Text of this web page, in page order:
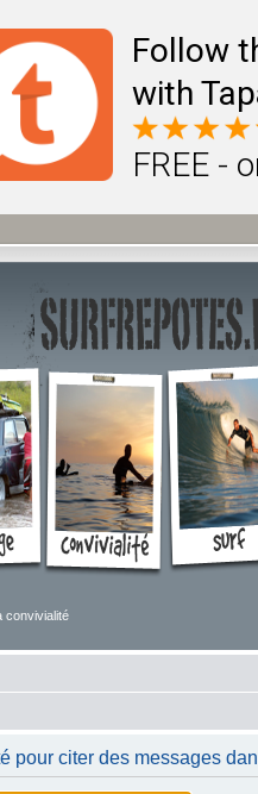
Follow
with
FREE -
convivialité
pour citer des messages